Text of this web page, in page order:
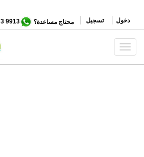
المحتوى
الرئيسي
تسجيل
دخول محتاج مساعدة؟ 9913 9103 7 962+
Toggle navigation